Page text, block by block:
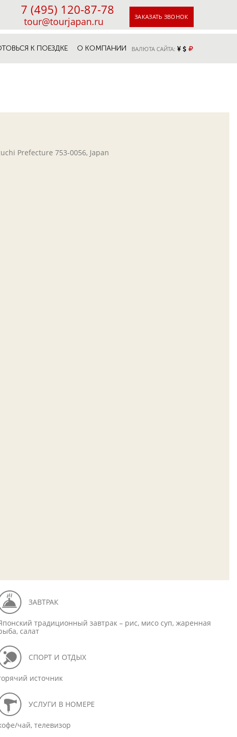
7 (495) 120-87-78
tour@tourjapan.ru ЗАКАЗАТЬ ЗВОНОК
К ПОЕЗДКЕ О КОМПАНИИ ВАЛЮТА САЙТА:
Prefecture 753-0056, Japan
ЗАВТРАК
традиционный завтрак – рис, мисо суп, жаренная
салат
СПОРТ И ОТДЫХ
источник
УСЛУГИ В НОМЕРЕ
чай, телевизор